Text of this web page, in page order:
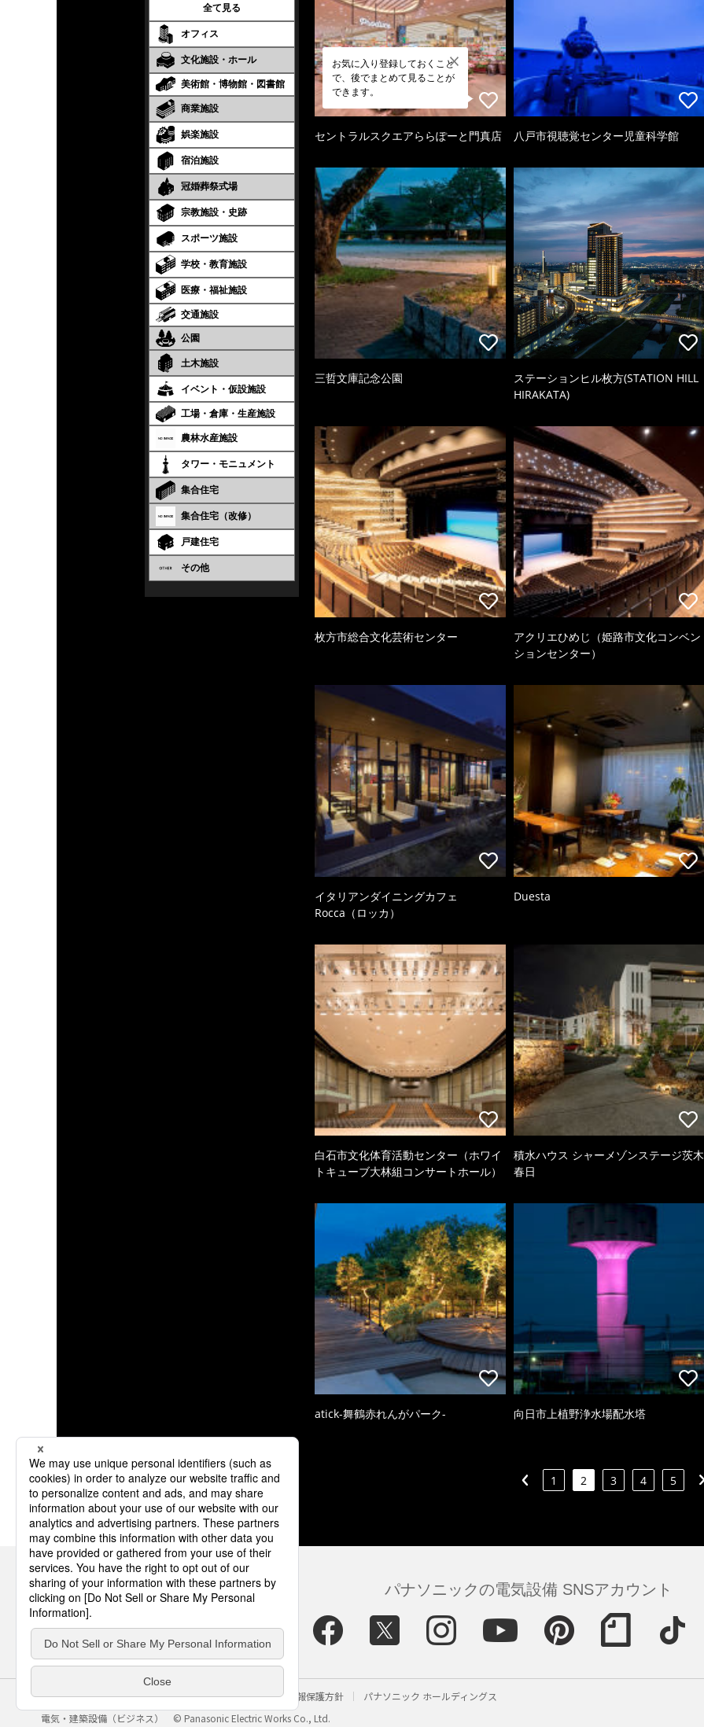
全て見る
オフィス
文化施設・ホール
美術館・博物館・図書館
商業施設
娯楽施設
宿泊施設
冠婚葬祭式場
宗教施設・史跡
スポーツ施設
学校・教育施設
医療・福祉施設
交通施設
公園
土木施設
イベント・仮設施設
工場・倉庫・生産施設
農林水産施設
タワー・モニュメント
集合住宅
集合住宅（改修）
戸建住宅
その他
お気に入り登録しておくこと
で、後でまとめて見ることが
できます。
セントラルスクエアららぽーと門真店 八戸市視聴覚センター児童科学館
三哲文庫記念公園
ステーションヒル枚方(STATION HILL
HIRAKATA)
枚方市総合文化芸術センター
アクリエひめじ（姫路市文化コンベン
ションセンター）
イタリアンダイニングカフェ
Rocca（ロッカ）
Duesta
白石市文化体育活動センター（ホワイ
トキューブ大林組コンサートホール）
積水ハウス シャーメゾンステージ茨木
春日
atick-舞鶴赤れんがパーク- 向日市上植野浄水場配水塔
1 2 3 4 5
パナソニックの電気設備 SNSアカウント
サイトのご利用にあたって クッキーポリシー 個人情報保護方針 パナソニック ホールディングス
電気・建築設備（ビジネス）
© Panasonic Electric Works Co., Ltd.